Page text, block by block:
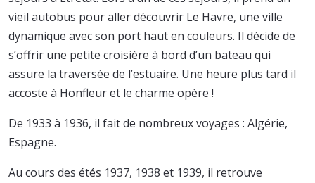
vieil autobus pour aller découvrir Le Havre, une ville
dynamique avec son port haut en couleurs. Il décide de
s’offrir une petite croisière à bord d’un bateau qui
assure la traversée de l’estuaire. Une heure plus tard il
accoste à Honfleur et le charme opère !
De 1933 à 1936, il fait de nombreux voyages : Algérie,
Espagne.
Au cours des étés 1937, 1938 et 1939, il retrouve